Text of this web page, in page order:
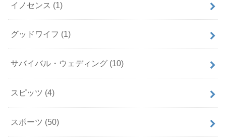
イノセンス (1)
グッドワイフ (1)
サバイバル・ウェディング (10)
スピッツ (4)
スポーツ (50)